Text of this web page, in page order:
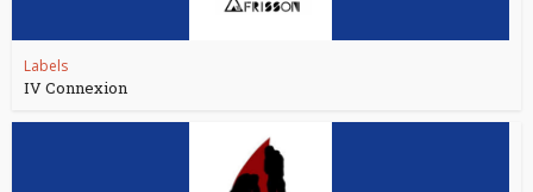
Labels
IV Connexion